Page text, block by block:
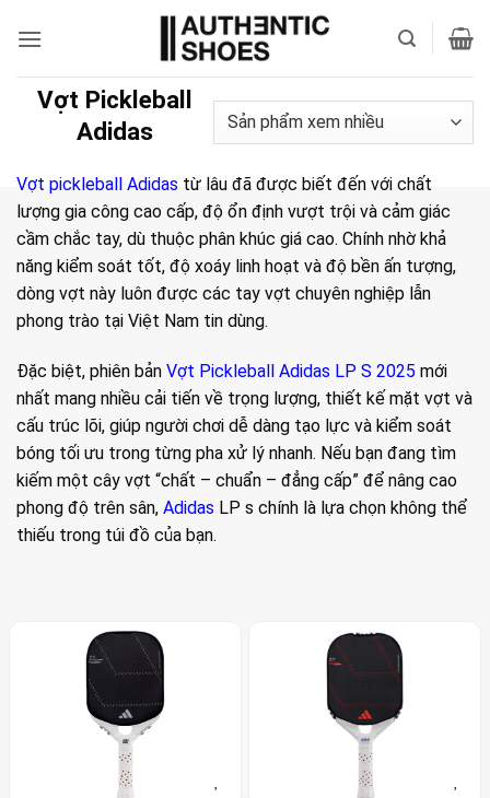
qua
Vợt Pickleball
Adidas
Vợt pickleball Adidas từ lâu đã được biết đến với chất
lượng gia công cao cấp, độ ổn định vượt trội và cảm giác
cầm chắc tay, dù thuộc phân khúc giá cao. Chính nhờ khả
năng kiểm soát tốt, độ xoáy linh hoạt và độ bền ấn tượng,
dòng vợt này luôn được các tay vợt chuyên nghiệp lẫn
phong trào tại Việt Nam tin dùng.
Đặc biệt, phiên bản Vợt Pickleball Adidas LP S 2025 mới
nhất mang nhiều cải tiến về trọng lượng, thiết kế mặt vợt và
cấu trúc lõi, giúp người chơi dễ dàng tạo lực và kiểm soát
bóng tối ưu trong từng pha xử lý nhanh. Nếu bạn đang tìm
kiếm một cây vợt “chất – chuẩn – đẳng cấp” để nâng cao
phong độ trên sân, Adidas LP s chính là lựa chọn không thể
thiếu trong túi đồ của bạn.